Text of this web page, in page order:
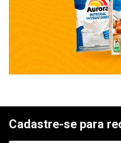
Cadastre-se para